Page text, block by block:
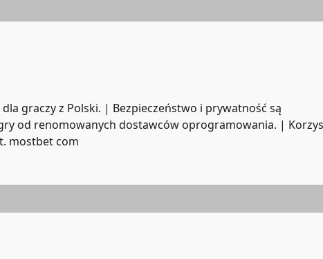
graczy z Polski. | Bezpieczeństwo i prywatność są
od renomowanych dostawców oprogramowania. |
mostbet com